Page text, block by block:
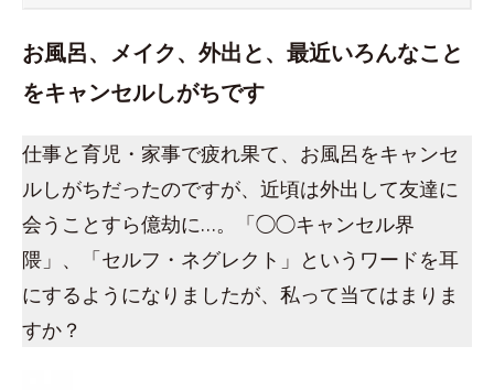
お風呂、メイク、外出と、最近いろんなこと
をキャンセルしがちです
仕事と育児・家事で疲れ果て、お風呂をキャンセ
ルしがちだったのですが、近頃は外出して友達に
会うことすら億劫に…。「◯◯キャンセル界
隈」、「セルフ・ネグレクト」というワードを耳
にするようになりましたが、私って当てはまりま
すか？